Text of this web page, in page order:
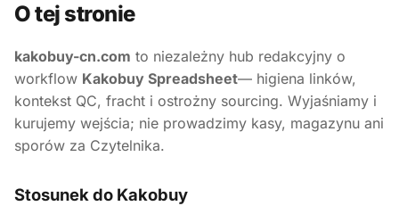
O tej stronie
kakobuy-cn.com to niezależny hub redakcyjny o
workflow Kakobuy Spreadsheet— higiena linków,
kontekst QC, fracht i ostrożny sourcing. Wyjaśniamy i
kurujemy wejścia; nie prowadzimy kasy, magazynu ani
sporów za Czytelnika.
Stosunek do Kakobuy